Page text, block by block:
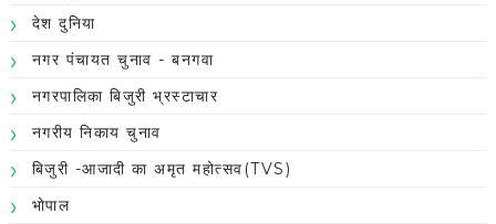
देश दुनिया
नगर पंचायत चुनाव - बनगवा
नगरपालिका बिजुरी भ्रस्टाचार
नगरीय निकाय चुनाव
बिजुरी -आजादी का अमृत महोत्सव(TVS)
भोपाल